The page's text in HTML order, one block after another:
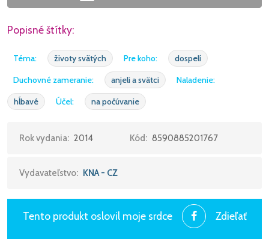
Popisné štítky:
Téma: životy svätých Pre koho:
dospelí
Duchovné zameranie:
anjeli a svätci
Naladenie:
hĺbavé
Účel: na počúvanie
Rok vydania: 2014 Kód: 8590885201767
Vydavateľstvo: KNA - CZ
Tento produkt oslovil moje srdce Zdieľať